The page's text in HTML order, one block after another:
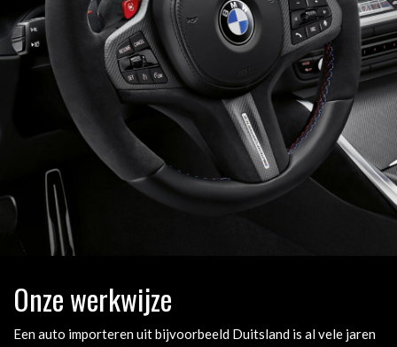
Onze werkwijze
Een auto importeren uit bijvoorbeeld Duitsland is al vele jaren